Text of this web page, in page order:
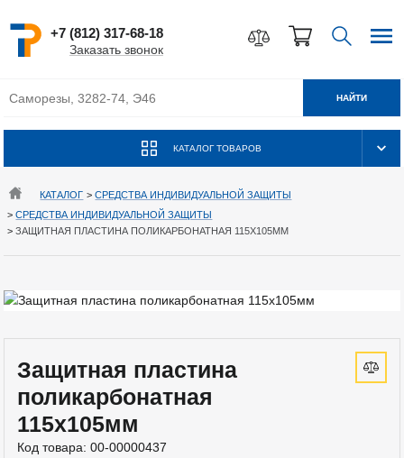
+7 (812) 317-68-18
Заказать звонок
КАТАЛОГ ТОВАРОВ
НАЙТИ
КАТАЛОГ >СРЕДСТВА ИНДИВИДУАЛЬНОЙ ЗАЩИТЫ
>СРЕДСТВА ИНДИВИДУАЛЬНОЙ ЗАЩИТЫ
>ЗАЩИТНАЯ ПЛАСТИНА ПОЛИКАРБОНАТНАЯ 115Х105ММ
Защитная пластина
поликарбонатная
115х105мм
Код товара: 00-00000437